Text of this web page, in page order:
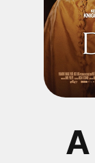
sessões de cinema
encontrar os filmes
qualquer cidade em
acessar informações
trailers e muito mais.